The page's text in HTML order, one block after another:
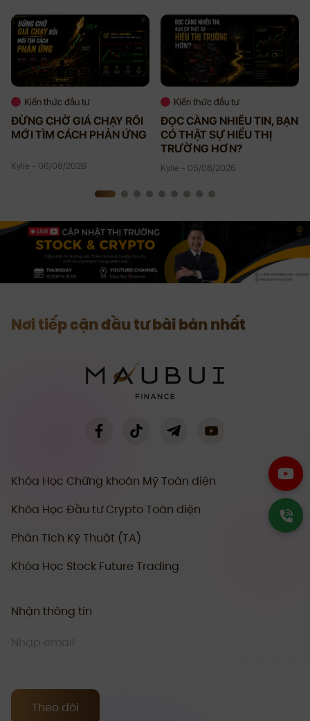
Kiến thức đầu tư
ĐỪNG CHỜ GIÁ CHẠY RỒI
MỚI TÌM CÁCH PHẢN ỨNG
Kylie - 06/08/2026
Kiến thức đầu tư
ĐỌC CÀNG NHIỀU TIN, BẠN
CÓ THẬT SỰ HIỂU THỊ
TRƯỜNG HƠN?
Kylie - 05/08/2026
Nơi tiếp cận đầu tư bài bản nhất
Khóa Học Chứng khoán Mỹ Toàn diện
Khóa Học Đầu tư Crypto Toàn diện
Phân Tích Kỹ Thuật (TA)
Khóa Học Stock Future Trading
Nhận thông tin
Theo dõi